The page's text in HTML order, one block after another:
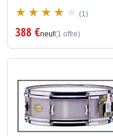
(1)
388 €neuf(1 offre)